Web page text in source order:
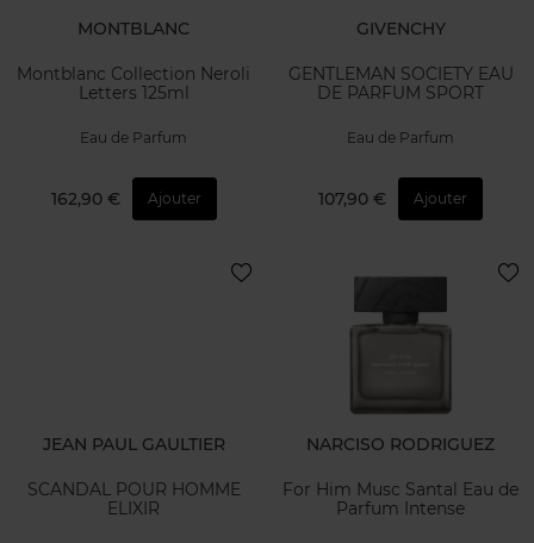
MONTBLANC
Montblanc Collection Neroli
Letters 125ml
Eau de Parfum
162,90 € Ajouter
GIVENCHY
GENTLEMAN SOCIETY EAU
DE PARFUM SPORT
Eau de Parfum
107,90 € Ajouter
JEAN PAUL GAULTIER
SCANDAL POUR HOMME
ELIXIR
NARCISO RODRIGUEZ
For Him Musc Santal Eau de
Parfum Intense